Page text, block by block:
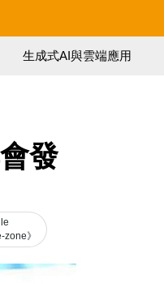
生成式AI與雲端應用
發
zone》